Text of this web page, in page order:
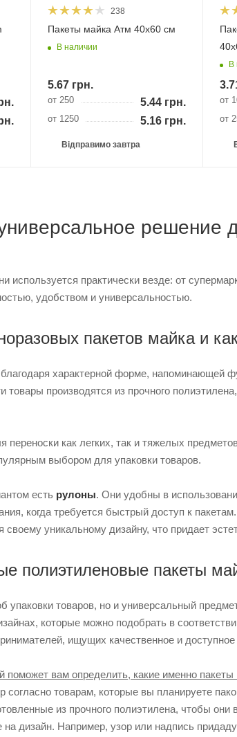
238
Пакеты майка Атм 40х60 см
В наличии
5.67 грн.
от 250 5.44грн.
от 1250 5.16грн.
Відправимо завтра
В
от
от
решение
используется практически везде: от
удобством и универсальностью.
пакетов майка и
характерной форме, напоминающей
товары производятся из прочного
переноски как легких, так и тяжелых
выбором для упаковки товаров.
есть рулоны. Они удобны в
когда требуется быстрый доступ к
уникальному дизайну, что придает
полиэтиленовые пакеты
упаковки товаров, но и универсальный
которые можно подобрать в
ищущих качественное и доступное
поможет вам определить, какие именно пакеты
согласно товарам, которые вы планируете
из прочного полиэтилена, чтобы
на дизайн. Например, узор или надпись